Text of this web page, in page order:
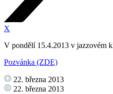
X
V pondělí 15.4.2013 v jazzovém
Pozvánka (ZDE)
22. března 2013
22. března 2013